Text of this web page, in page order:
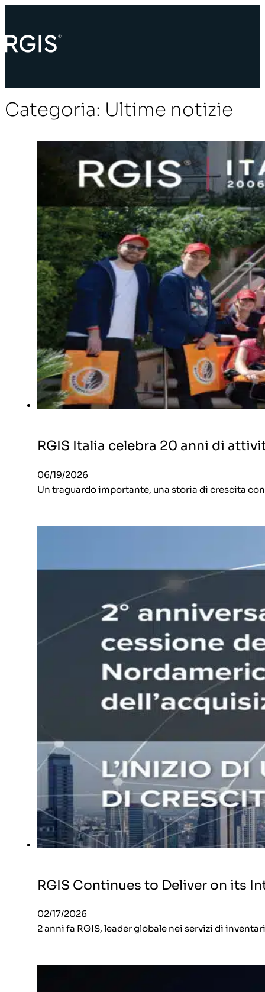
Categoria: Ultime notizie
RGIS Italia celebra 20 anni di
06/19/2026
Un traguardo importante, una storia di crescita
RGIS Continues to Deliver on its
02/17/2026
2 anni fa RGIS, leader globale nei servizi di